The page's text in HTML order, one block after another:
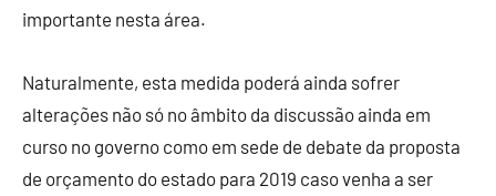
importante nesta área.
Naturalmente, esta medida poderá ainda sofrer
alterações não só no âmbito da discussão ainda em
curso no governo como em sede de debate da proposta
de orçamento do estado para 2019 caso venha a ser